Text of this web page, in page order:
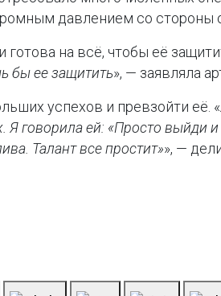
давлением со стороны
на всё, чтобы её
бы ее защитить», — заявляла
успехов и превзойти её. «
Я говорила ей: «Просто
Талант все простит»», —